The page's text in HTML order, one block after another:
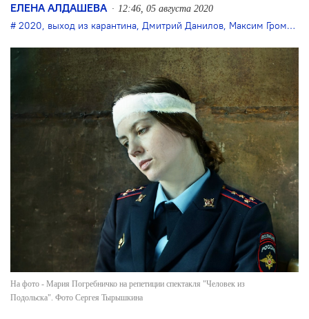
ЕЛЕНА АЛДАШЕВА 12:46, 05 августа 2020
2020, выход из карантина, Дмитрий Данилов, Максим Громов
На фото - Мария Погребничко на репетиции спектакля "Человек из
Подольска". Фото Сергея Тырышкина